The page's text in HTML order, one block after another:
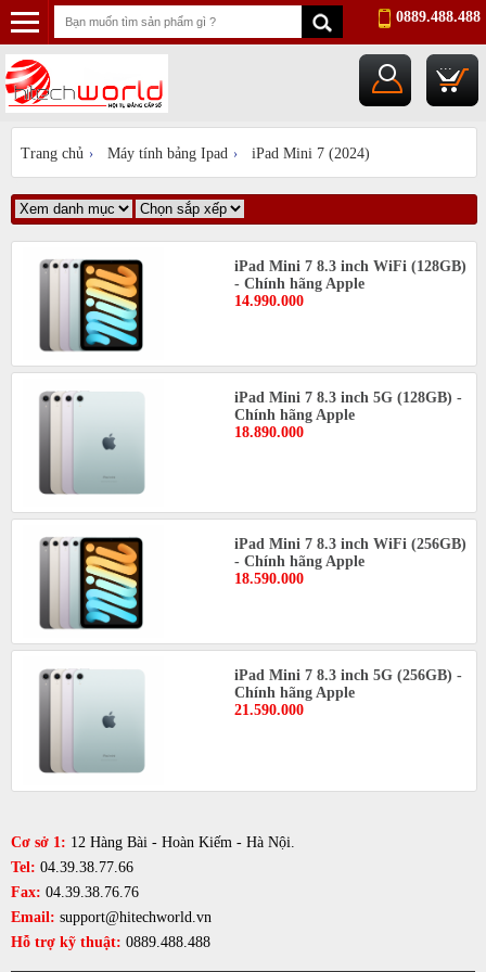
0889.488.488
...
Trang chủ › Máy tính bảng Ipad › iPad Mini 7 (2024)
iPad Mini 7 8.3 inch WiFi (128GB)
- Chính hãng Apple
14.990.000
iPad Mini 7 8.3 inch 5G (128GB) -
Chính hãng Apple
18.890.000
iPad Mini 7 8.3 inch WiFi (256GB)
- Chính hãng Apple
18.590.000
iPad Mini 7 8.3 inch 5G (256GB) -
Chính hãng Apple
21.590.000
Cơ sở 1: 12 Hàng Bài - Hoàn Kiếm - Hà Nội.
Tel: 04.39.38.77.66
Fax: 04.39.38.76.76
Email: support@hitechworld.vn
Hỗ trợ kỹ thuật: 0889.488.488